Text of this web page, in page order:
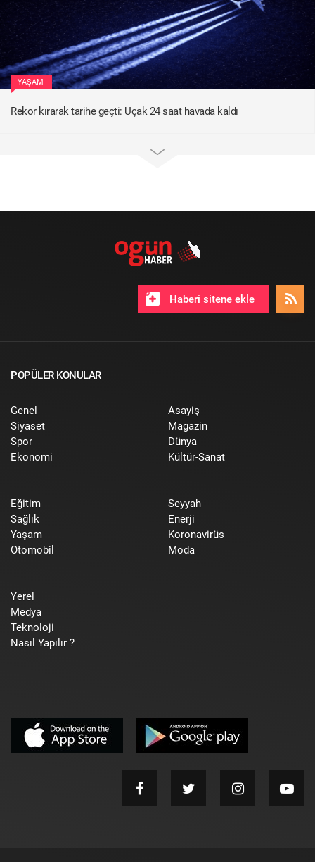
YAŞAM
Rekor kırarak tarihe geçti: Uçak 24 saat havada kaldı
Haberi sitene ekle
POPÜLER KONULAR
Genel
Siyaset
Spor
Ekonomi
Asayiş
Magazin
Dünya
Kültür-Sanat
Eğitim
Sağlık
Yaşam
Otomobil
Seyyah
Enerji
Koronavirüs
Moda
Yerel
Medya
Teknoloji
Nasıl Yapılır ?